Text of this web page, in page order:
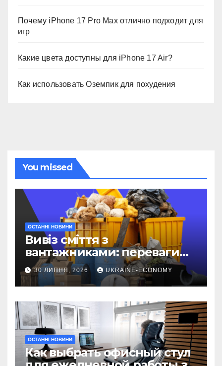
Почему iPhone 17 Pro Max отлично подходит для
игр
Какие цвета доступны для iPhone 17 Air?
Как использовать Оземпик для похудения
You missed
ОСТАННІ НОВИНИ
Вивіз сміття з
вантажниками: переваги
послуги
30 ЛИПНЯ, 2026 UKRAINE-ECONOMY
ОСТАННІ НОВИНИ
Как выбрать офисный стул